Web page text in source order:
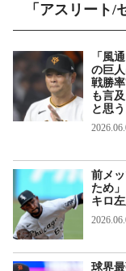
「アスリート/
「風
の巨
戦勝
も言
と思う
前メ
ため
キロ
球界